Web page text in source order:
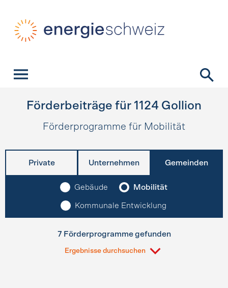
Förderbeiträge für 1124 Gollion
Förderprogramme für Mobilität
Private Unternehmen Gemeinden
Gebäude Mobilität
Kommunale Entwicklung
7 Förderprogramme gefunden
Ergebnisse durchsuchen